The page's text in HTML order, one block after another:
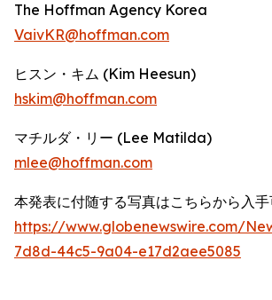
The Hoffman Agency Korea
VaivKR@hoffman.com
ヒスン・キム (Kim Heesun)
hskim@hoffman.com
マチルダ・リー (Lee Matilda)
mlee@hoffman.com
本発表に付随する写真はこちらから入手
https://www.globenewswire.com/
7d8d-44c5-9a04-e17d2aee5085